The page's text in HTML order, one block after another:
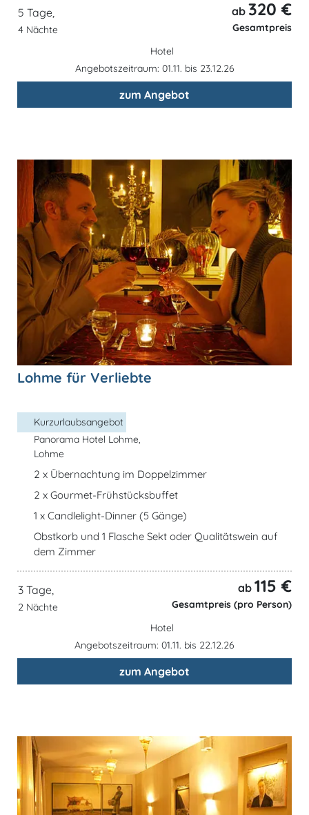
5 Tage,
4 Nächte
ab 320 €
Gesamtpreis
Hotel
Angebotszeitraum: 01.11. bis 23.12.26
zum Angebot
Lohme für Verliebte
Kurzurlaubsangebot
Panorama Hotel Lohme,
Lohme
2 x Übernachtung im Doppelzimmer
2 x Gourmet-Frühstücksbuffet
1 x Candlelight-Dinner (5 Gänge)
Obstkorb und 1 Flasche Sekt oder Qualitätswein auf
dem Zimmer
3 Tage,
2 Nächte
ab 115 €
Gesamtpreis (pro Person)
Hotel
Angebotszeitraum: 01.11. bis 22.12.26
zum Angebot